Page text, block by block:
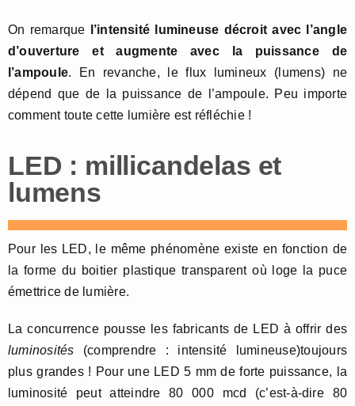
On remarque
l’intensité lumineuse décroit avec l’angle
d’ouverture et augmente avec la puissance de
l’ampoule. En revanche, le flux lumineux (lumens) ne
dépend que de la puissance de l’ampoule. Peu importe
comment toute cette lumière est réfléchie !
LED : millicandelas et
lumens
Pour les LED, le même phénomène existe en fonction de
la forme du boitier plastique transparent où loge la puce
émettrice de lumière.
La concurrence pousse les fabricants de LED à offrir des
luminosités (comprendre : intensité lumineuse)toujours
plus grandes ! Pour une LED 5 mm de forte puissance, la
luminosité peut atteindre 80 000 mcd (c’est-à-dire 80